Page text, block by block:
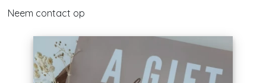
Neem contact op